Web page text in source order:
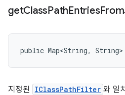
getClassPathEntriesFrom
public Map<String,
지정된 IClassPathFilter 와 일